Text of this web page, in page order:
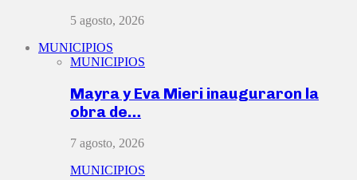
5 agosto, 2026
MUNICIPIOS
MUNICIPIOS
Mayra y Eva Mieri inauguraron la
obra de…
7 agosto, 2026
MUNICIPIOS